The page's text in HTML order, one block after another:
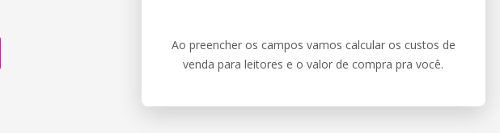
Ao preencher os campos vamos calcular os custos de
venda para leitores e o valor de compra pra você.